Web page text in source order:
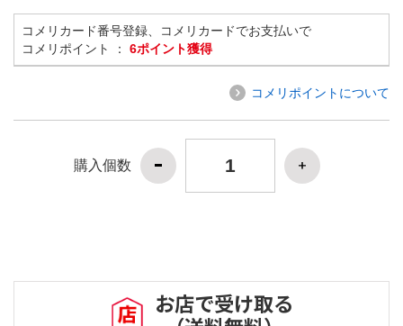
コメリカード番号登録、コメリカードでお支払いで
コメリポイント ： 6ポイント獲得
コメリポイントについて
購入個数
お店で受け取る